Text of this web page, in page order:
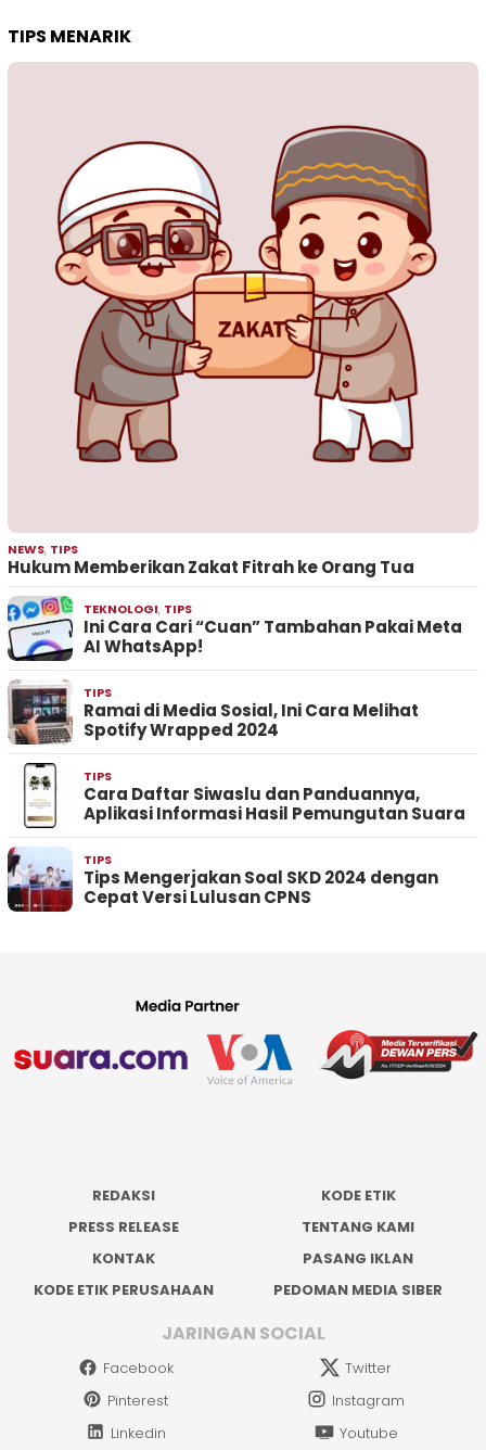
TIPS MENARIK
NEWS, TIPS
Hukum Memberikan Zakat Fitrah ke Orang Tua
TEKNOLOGI, TIPS
Ini Cara Cari “Cuan” Tambahan Pakai Meta
AI WhatsApp!
TIPS
Ramai di Media Sosial, Ini Cara Melihat
Spotify Wrapped 2024
TIPS
Cara Daftar Siwaslu dan Panduannya,
Aplikasi Informasi Hasil Pemungutan Suara
TIPS
Tips Mengerjakan Soal SKD 2024 dengan
Cepat Versi Lulusan CPNS
REDAKSI
KODE ETIK
PRESS RELEASE
TENTANG KAMI
KONTAK
PASANG IKLAN
KODE ETIK PERUSAHAAN
PEDOMAN MEDIA SIBER
JARINGAN SOCIAL
Facebook
Twitter
Pinterest
Instagram
Linkedin
Youtube